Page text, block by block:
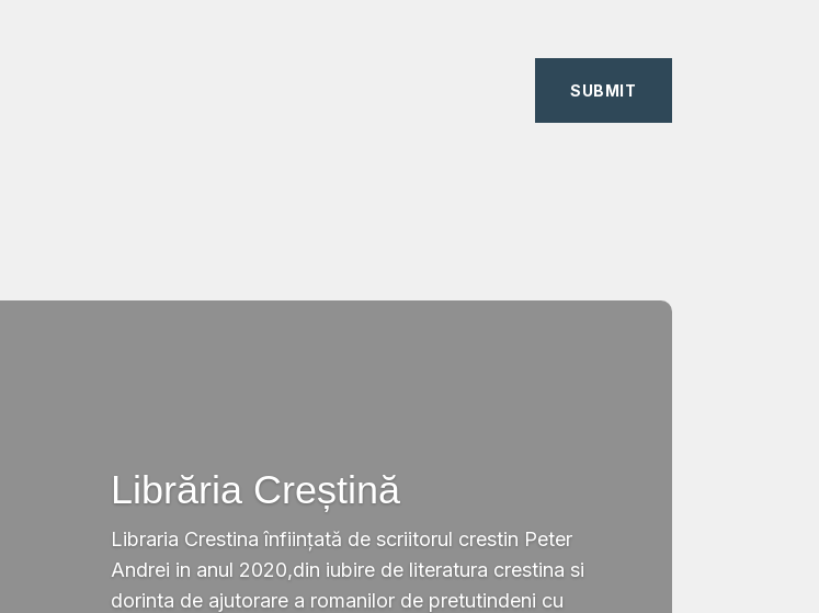
SUBMIT
Librăria Creștină
Libraria Crestina înființată de scriitorul crestin Peter
Andrei in anul 2020,din iubire de literatura crestina si
dorinta de ajutorare a romanilor de pretutindeni cu